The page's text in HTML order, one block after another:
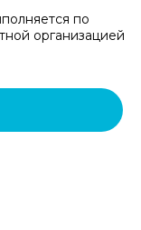
по
организацией